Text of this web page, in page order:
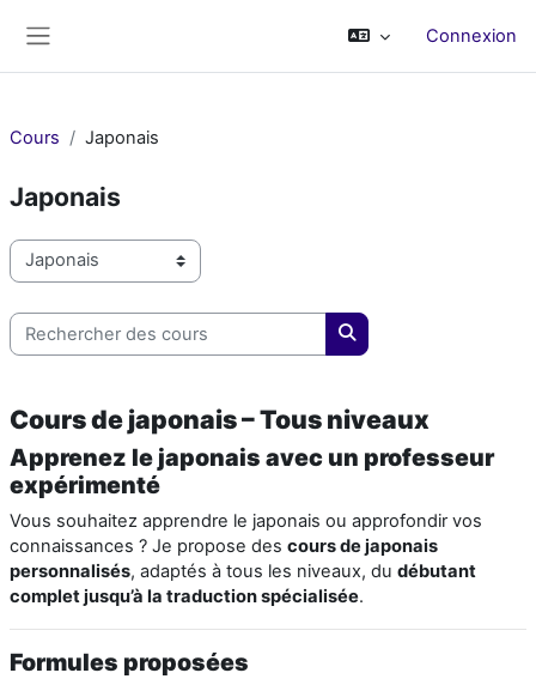
Connexion
Cours Japonais
Japonais
Catégories de cours
Rechercher des cours
Rechercher des cours
Cours de japonais – Tous niveaux
Apprenez le japonais avec un professeur
expérimenté
Vous souhaitez apprendre le japonais ou approfondir vos
connaissances ? Je propose des cours de japonais
personnalisés, adaptés à tous les niveaux, du débutant
complet jusqu’à la traduction spécialisée.
Formules proposées